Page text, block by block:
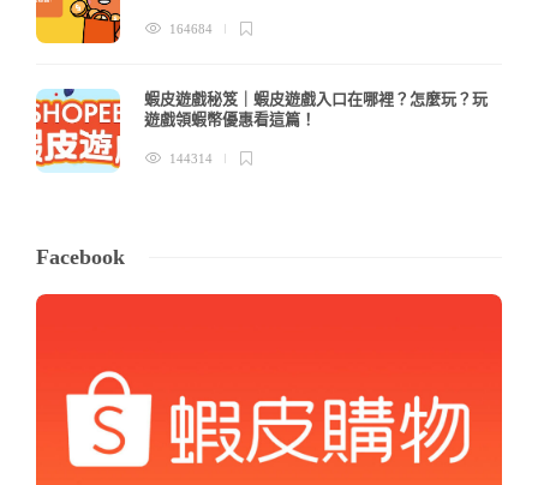
164684
蝦皮遊戲秘笈｜蝦皮遊戲入口在哪裡？怎麼玩？玩
遊戲領蝦幣優惠看這篇！
144314
Facebook